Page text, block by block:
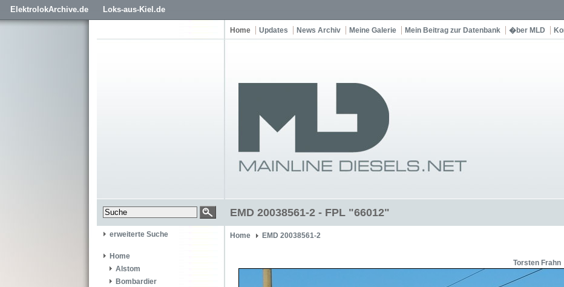
ElektrolokArchive.de Loks-aus-Kiel.de
Home Updates News Archiv Meine Galerie Mein Beitrag zur Datenbank �ber MLD
EMD 20038561-2 - FPL "66012"
erweiterte Suche
Home
Alstom
Bombardier
Home EMD 20038561-2
Torsten Frahn